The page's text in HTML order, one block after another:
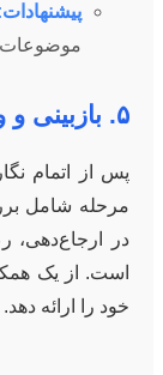
موضوعات
۵. بازبینی و ویرایش
پس از اتمام
مرحله شامل
در ارجاع‌دهی،
است. از یک
خود را ارائه دهد.